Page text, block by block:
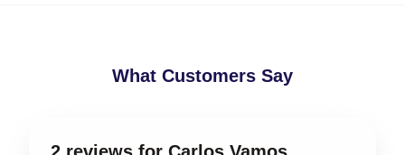
What Customers Say